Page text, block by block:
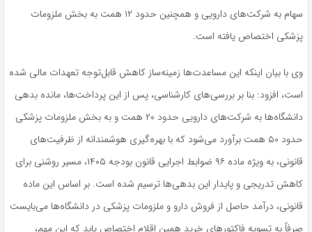
سهام به شرکت‌های دارویی و همچنین حدود ۱۲ همت به بخش ملزومات
پزشکی اختصاص یافته است.
وی با بیان اینکه این مساعدت‌ها زمینه‌ساز کاهش قابل‌توجه تعهدات مالی شده
است، افزود: بنا بر بررسی‌های کارشناسی، پس از این پرداخت‌ها، مانده بدهی
دانشگاه‌ها به شرکت‌های دارویی حدود ۲۰ همت و به بخش ملزومات پزشکی
حدود ۵۰ همت برآورد می‌شود که با بهره‌گیری هوشمندانه از ظرفیت‌های
قانونی، به‌ ویژه ماده ۹۶ ضوابط اجرایی قانون بودجه ۱۴۰۵، مسیر روشنی برای
کاهش تدریجی و پایدار این بدهی‌ها ترسیم شده است. بر اساس این ماده
قانونی، درآمد حاصل از فروش دارو و ملزومات پزشکی در دانشگاه‌ها می‌بایست
صرفاً به تسویه فاکتورهای خرید همین اقلام اختصاص یابد که این مهم،